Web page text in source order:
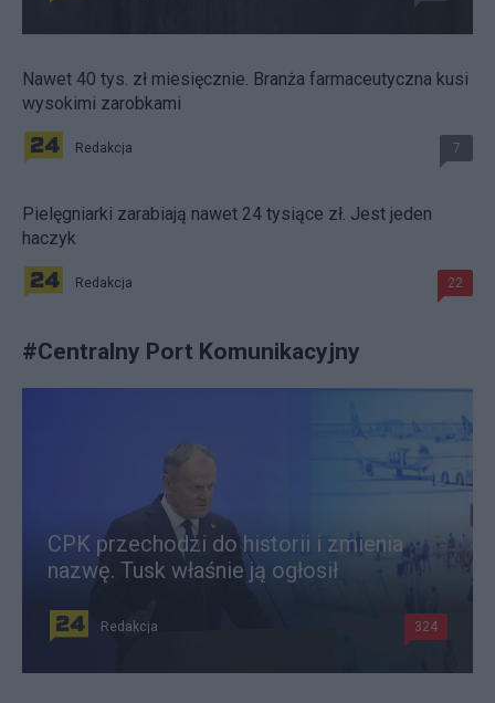
Nawet 40 tys. zł miesięcznie. Branża farmaceutyczna kusi
wysokimi zarobkami
Redakcja 7
Pielęgniarki zarabiają nawet 24 tysiące zł. Jest jeden
haczyk
Redakcja 22
#Centralny Port Komunikacyjny
CPK przechodzi do historii i zmienia
nazwę. Tusk właśnie ją ogłosił
Redakcja 324